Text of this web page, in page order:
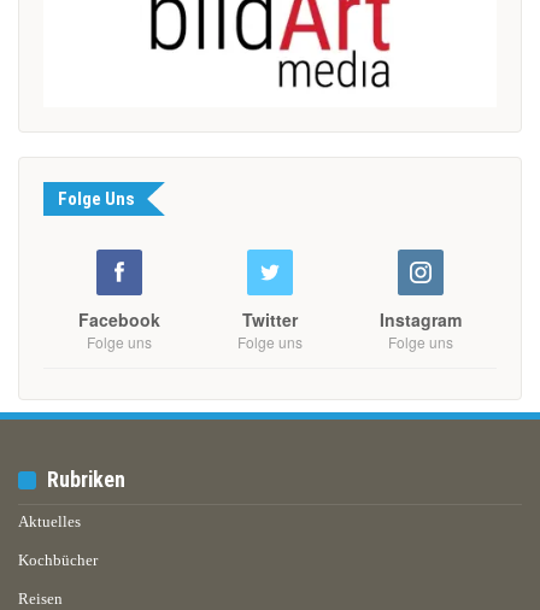
Folge Uns
Facebook
Folge uns
Twitter
Folge uns
Instagram
Folge uns
Rubriken
Aktuelles
Kochbücher
Reisen